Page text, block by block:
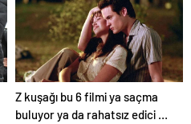
Z kuşağı bu 6 filmi ya saçma
buluyor ya da rahatsız edici ve